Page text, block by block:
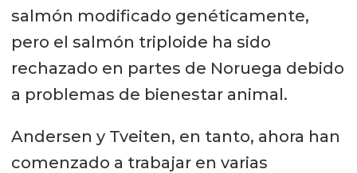
salmón modificado genéticamente,
pero el salmón triploide ha sido
rechazado en partes de Noruega debido
a problemas de bienestar animal.
Andersen y Tveiten, en tanto, ahora han
comenzado a trabajar en varias